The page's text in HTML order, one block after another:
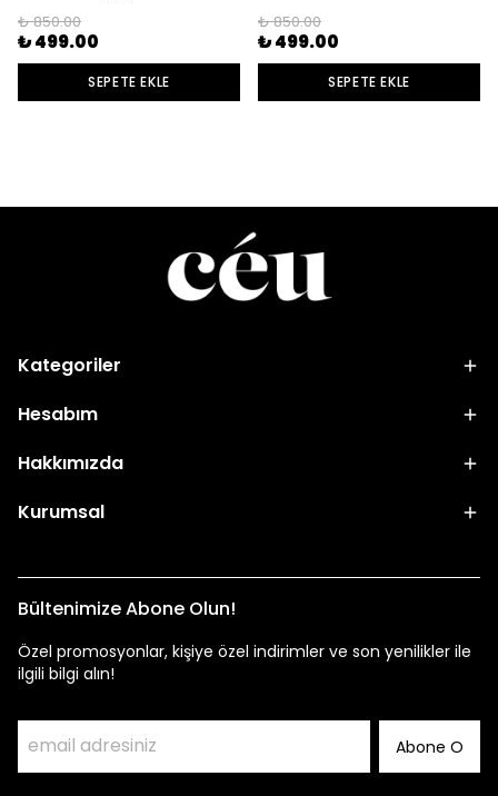
₺ 850.00
₺ 499.00
SEPETE EKLE
₺ 850.00
₺ 499.00
SEPETE EKLE
Kategoriler
Hesabım
Hakkımızda
Kurumsal
Bültenimize Abone Olun!
Özel promosyonlar, kişiye özel indirimler ve son yenilikler ile
ilgili bilgi alın!
Abone O